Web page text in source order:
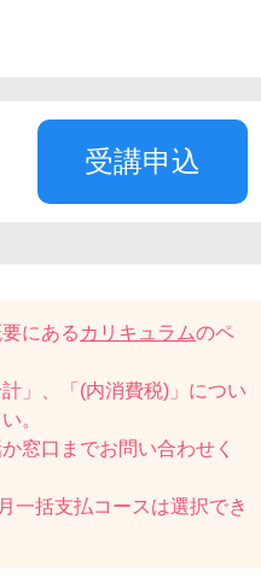
受講申込
にある カリキュラムのペ
」、「(内消費税)」につい
。
窓口までお問い合わせく
一括支払コースは選択でき